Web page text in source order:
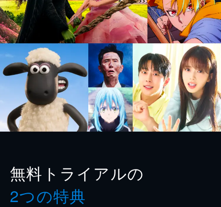
無料トライアルの
2つの特典